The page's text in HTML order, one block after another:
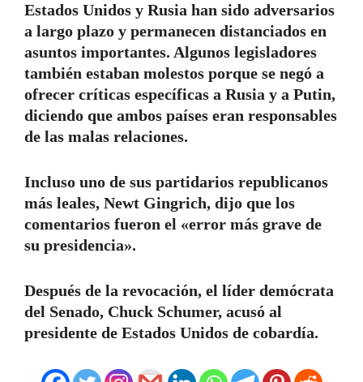
Estados Unidos y Rusia han sido adversarios
a largo plazo y permanecen distanciados en
asuntos importantes. Algunos legisladores
también estaban molestos porque se negó a
ofrecer críticas específicas a Rusia y a Putin,
diciendo que ambos países eran responsables
de las malas relaciones.
Incluso uno de sus partidarios republicanos
más leales, Newt Gingrich, dijo que los
comentarios fueron el «error más grave de
su presidencia».
Después de la revocación, el líder demócrata
del Senado, Chuck Schumer, acusó al
presidente de Estados Unidos de cobardía.